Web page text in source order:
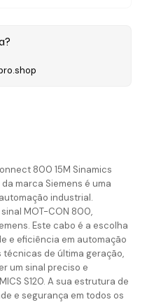
800 15M Sinamics
marca Siemens é uma
industrial.
MOT-CON 800,
Este cabo é a escolha
e eficiência em automação
de última geração,
um sinal preciso e
S120. A sua estrutura de
e segurança em todos os